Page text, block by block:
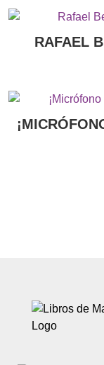
RAFAEL